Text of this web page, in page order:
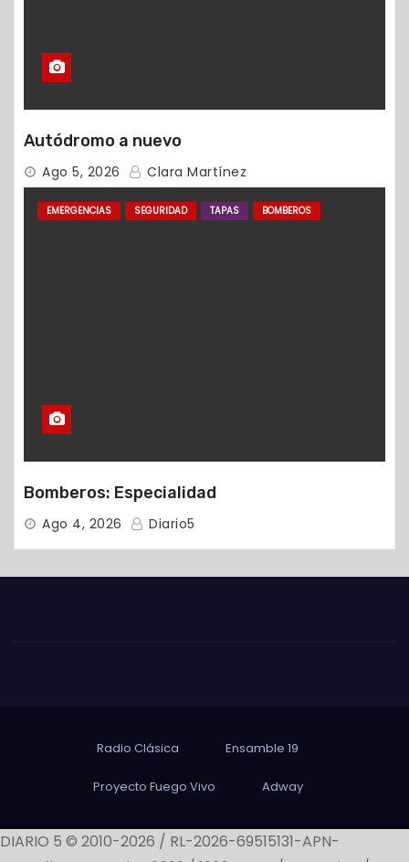
Autódromo a nuevo
Ago 5, 2026 Clara Martínez
EMERGENCIAS SEGURIDAD TAPAS BOMBEROS
Bomberos: Especialidad
Ago 4, 2026 Diario5
Radio Clásica Ensamble 19
Proyecto Fuego Vivo Adway
DIARIO 5 © 2010-2026 / RL-2026-69515131-APN-